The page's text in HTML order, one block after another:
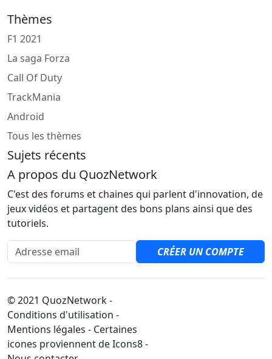
Thèmes
F1 2021
La saga Forza
Call Of Duty
TrackMania
Android
Tous les thèmes
Sujets récents
A propos du QuozNetwork
C'est des forums et chaines qui parlent d'innovation, de
jeux vidéos et partagent des bons plans ainsi que des
tutoriels.
Adresse email
CRÉER UN COMPTE
© 2021 QuozNetwork -
Conditions d'utilisation -
Mentions légales - Certaines
icones proviennent de Icons8 -